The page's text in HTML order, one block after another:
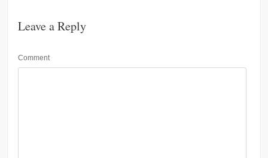
Leave a Reply
Comment